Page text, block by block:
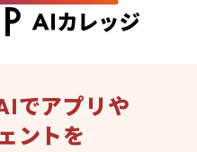
でアプリや
ントを